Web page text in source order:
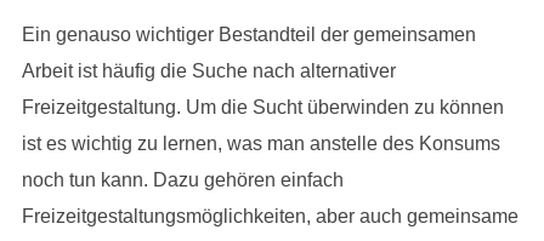
Ein genauso wichtiger Bestandteil der gemeinsamen
Arbeit ist häufig die Suche nach alternativer
Freizeitgestaltung. Um die Sucht überwinden zu können
ist es wichtig zu lernen, was man anstelle des Konsums
noch tun kann. Dazu gehören einfach
Freizeitgestaltungsmöglichkeiten, aber auch gemeinsame